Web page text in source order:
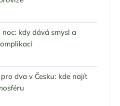
kdy dává smysl a
dva v Česku: kde najít